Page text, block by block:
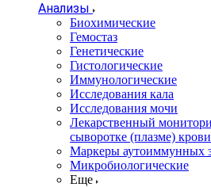
Анализы
Биохимические
Гемостаз
Генетические
Гистологические
Иммунологические
Исследования кала
Исследования мочи
Лекарственный
сыворотке (плазме) крови
Маркеры аутоиммунных
Микробиологические
Еще